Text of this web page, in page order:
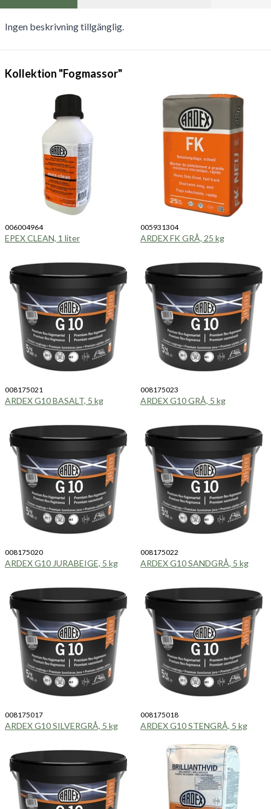
Ingen beskrivning tillgänglig.
Kollektion "Fogmassor"
006004964
EPEX CLEAN, 1 liter
005931304
ARDEX FK GRÅ, 25 kg
008175021
ARDEX G10 BASALT, 5 kg
008175023
ARDEX G10 GRÅ, 5 kg
008175020
ARDEX G10 JURABEIGE, 5 kg
008175022
ARDEX G10 SANDGRÅ, 5 kg
008175017
ARDEX G10 SILVERGRÅ, 5 kg
008175018
ARDEX G10 STENGRÅ, 5 kg